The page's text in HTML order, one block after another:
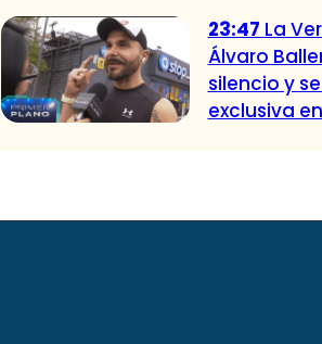
23:47 La
Álvaro
silencio y
exclusiva